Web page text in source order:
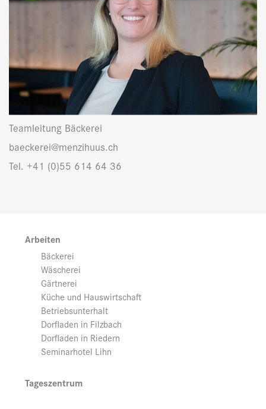
Teamleitung Bäckerei
baeckerei@menzihuus.ch
Tel. +41 (0)55 614 64 36
Arbeiten
Bäckerei
Wäscherei
Gärtnerei
Küche und Hauswirtschaft
Betriebsunterhalt
Dorfladen in Filzbach
Dorfladen in Riedern
Seminarhotel Lihn
Tageszentrum